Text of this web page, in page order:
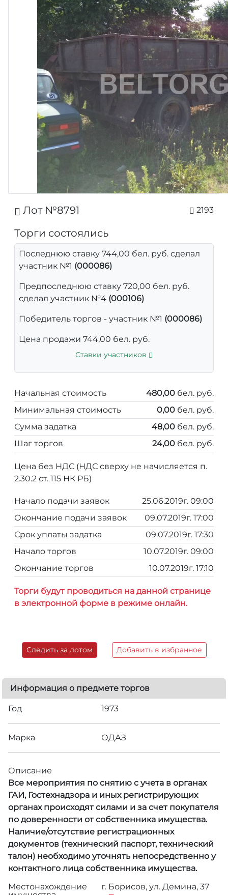
Лот №8791 2193
Торги состоялись
Последнюю ставку 744,00 бел. руб. сделал
участник №1 (000086)
Предпоследнюю ставку 720,00 бел. руб.
сделал участник №4 (000106)
Победитель торгов - участник №1 (000086)
Цена продажи 744,00 бел. руб.
Ставки участников
Начальная стоимость 480,00 бел. руб.
Минимальная стоимость
0,00 бел. руб.
Сумма задатка
48,00 бел. руб.
Шаг торгов
24,00 бел. руб.
Цена без НДС (НДС сверху не начисляется п.
2.30.2 ст. 115 НК РБ)
Начало подачи заявок
25.06.2019г. 09:00
Окончание подачи заявок
09.07.2019г. 17:00
Срок уплаты задатка
09.07.2019г. 17:30
Начало торгов
10.07.2019г. 09:00
Окончание торгов
10.07.2019г. 17:10
Торги будут проводиться на данной странице
в электронной форме в режиме онлайн.
Следить за лотом Добавить в избранное
Информация о предмете торгов
Год 1973
Марка ОДАЗ
Описание
Все мероприятия по снятию с учета в органах
ГАИ, Гостехнадзора и иных регистрирующих
органах происходят силами и за счет покупателя
по доверенности от собственника имущества.
Наличие/отсутствие регистрационных
документов (технический паспорт, технический
талон) необходимо уточнять непосредственно у
контактного лица собственника имущества.
Местонахождение
г. Борисов, ул. Демина, 37